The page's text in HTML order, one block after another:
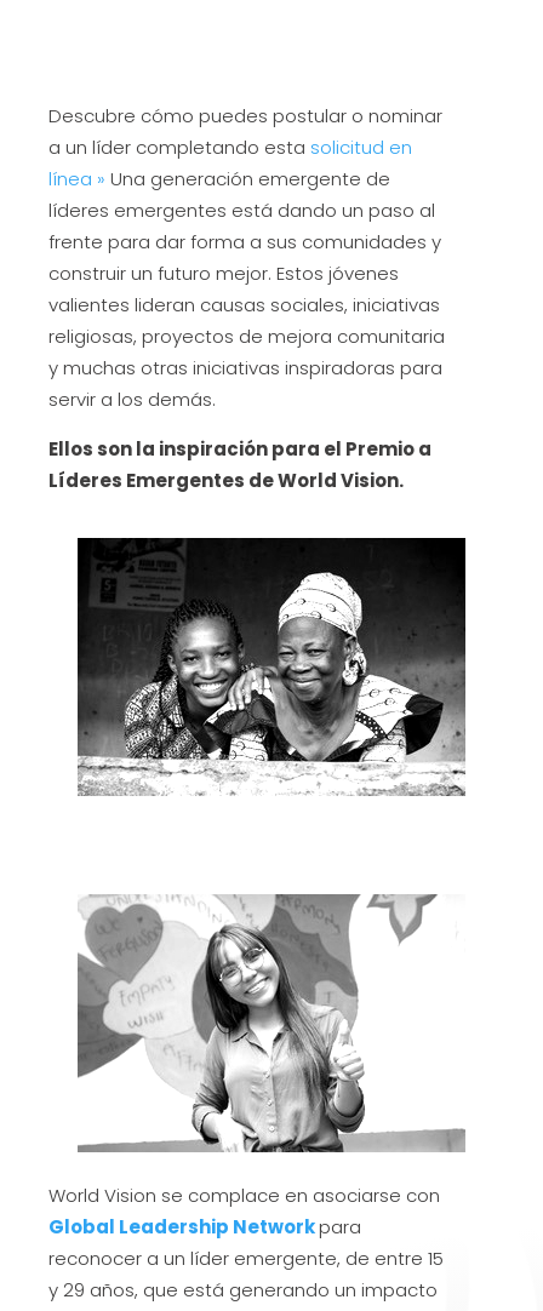
Descubre cómo puedes postular o nominar
a un líder completando esta solicitud en
línea » Una generación emergente de
líderes emergentes está dando un paso al
frente para dar forma a sus comunidades y
construir un futuro mejor. Estos jóvenes
valientes lideran causas sociales, iniciativas
religiosas, proyectos de mejora comunitaria
y muchas otras iniciativas inspiradoras para
servir a los demás.
Ellos son la inspiración para el Premio a
Líderes Emergentes de World Vision.
World Vision se complace en asociarse con
Global Leadership Networkpara
reconocer a un líder emergente, de entre 15
y 29 años, que está generando un impacto